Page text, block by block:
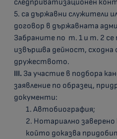
следприватизационен
5. са държавни служители
договор в държавната
Забраните по т. 1 и т. 2 се
извършва дейност, сходна
дружеството.
III. За участие в подбора
заявление по образец,
документи:
1. Автобиография;
2. Нотариално
който доказва